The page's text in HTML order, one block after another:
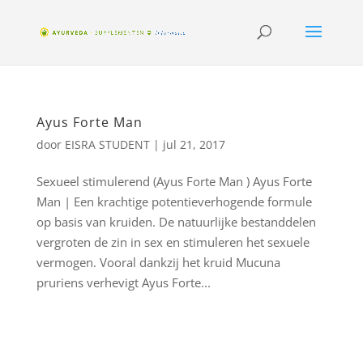
Ayus Forte Man
door EISRA STUDENT| jul 21, 2017
Sexueel stimulerend (Ayus Forte Man ) Ayus Forte
Man | Een krachtige potentieverhogende formule
op basis van kruiden. De natuurlijke bestanddelen
vergroten de zin in sex en stimuleren het sexuele
vermogen. Vooral dankzij het kruid Mucuna
pruriens verhevigt Ayus Forte...